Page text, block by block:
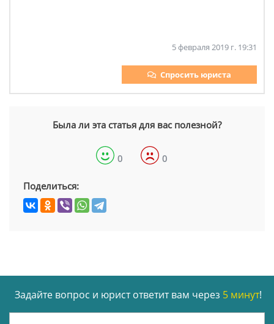
5 февраля 2019 г. 19:31
Спросить юриста
Была ли эта статья для вас полезной?
0 0
Поделиться:
Задайте вопрос и юрист ответит вам через 5 минут!